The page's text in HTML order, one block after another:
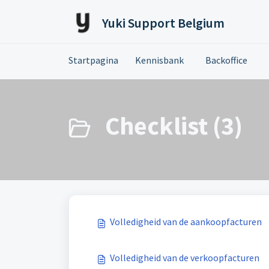
Yuki Support Belgium
Startpagina Kennisbank Backoffice
Checklist (3)
Volledigheid van de aankoopfacturen
Volledigheid van de verkoopfacturen